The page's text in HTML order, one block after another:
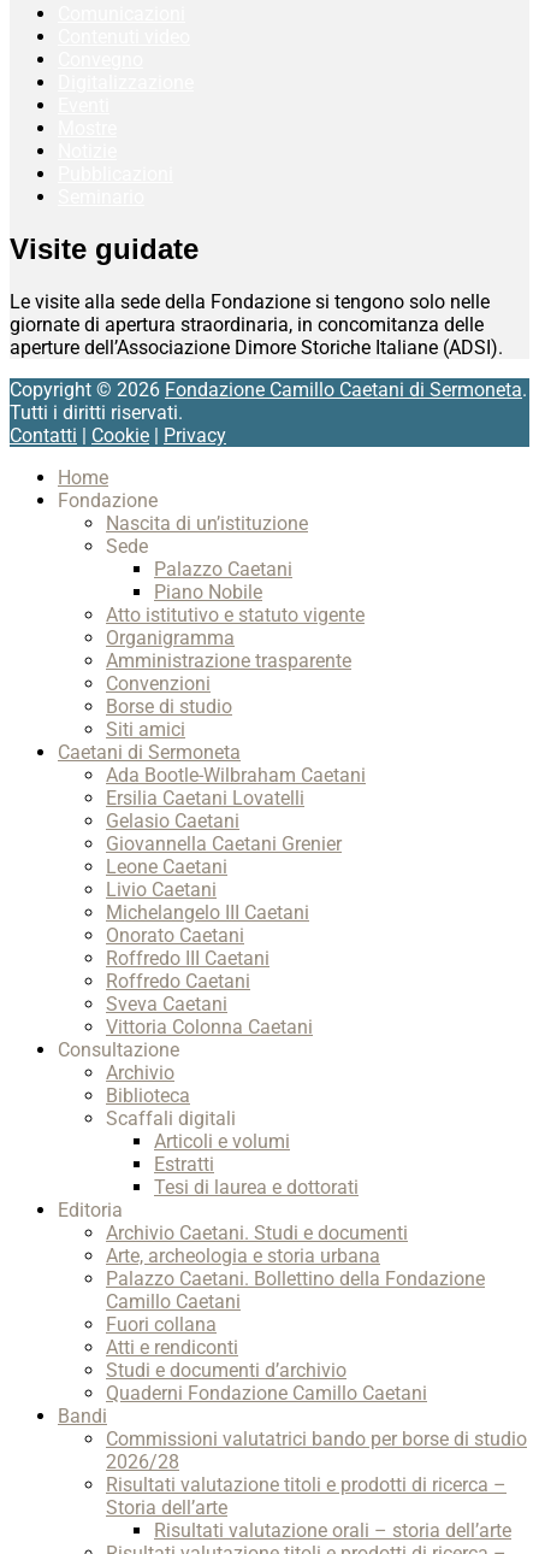
Visite guidate
Le visite alla sede della Fondazione si tengono solo nelle
giornate di apertura straordinaria, in concomitanza delle
aperture dell’Associazione Dimore Storiche Italiane (ADSI).
Copyright © 2026 Fondazione Camillo Caetani di Sermoneta.
Tutti i diritti riservati.
Contatti
Cookie
Privacy
Home
Fondazione
Nascita di un’istituzione
Sede
Palazzo Caetani
Piano Nobile
Atto istitutivo e statuto vigente
Organigramma
Amministrazione trasparente
Convenzioni
Borse di studio
Siti amici
Caetani di Sermoneta
Ada Bootle-Wilbraham Caetani
Ersilia Caetani Lovatelli
Gelasio Caetani
Giovannella Caetani Grenier
Leone Caetani
Livio Caetani
Michelangelo III Caetani
Onorato Caetani
Roffredo III Caetani
Roffredo Caetani
Sveva Caetani
Vittoria Colonna Caetani
Consultazione
Archivio
Biblioteca
Scaffali digitali
Articoli e volumi
Estratti
Tesi di laurea e dottorati
Editoria
Archivio Caetani. Studi e documenti
Arte, archeologia e storia urbana
Palazzo Caetani. Bollettino della Fondazione
Camillo Caetani
Fuori collana
Atti e rendiconti
Studi e documenti d’archivio
Quaderni Fondazione Camillo Caetani
Bandi
Commissioni valutatrici bando per borse di studio
2026/28
Risultati valutazione titoli e prodotti di ricerca –
Storia dell’arte
Risultati valutazione orali – storia dell’arte